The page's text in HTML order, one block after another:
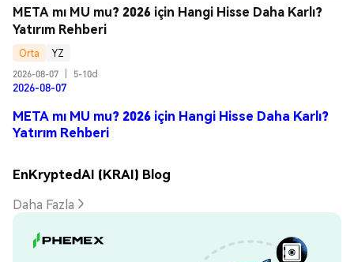
META mı MU mu? 2026 için Hangi Hisse Daha Karlı?
Yatırım Rehberi
Orta
YZ
2026-08-07
5-10d
2026-08-07
META mı MU mu? 2026 için Hangi Hisse Daha Karlı?
Yatırım Rehberi
EnKryptedAI (KRAI) Blog
Daha Fazla